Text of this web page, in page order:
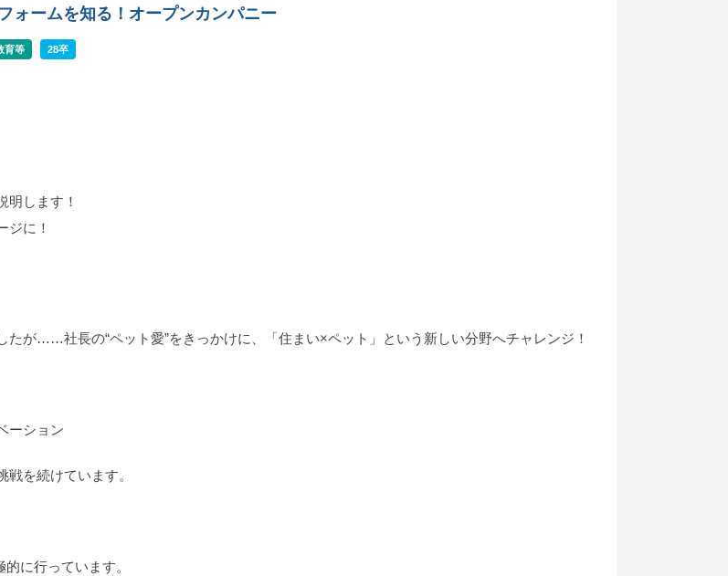
ォームを知る！オープンカンパニー
育等 28卒
明します！
ジに！
が……社長の“ペット愛”をきっかけに、「住まい×ペット」という新しい分野へチャレンジ！
ーション
戦を続けています。
に行っています。